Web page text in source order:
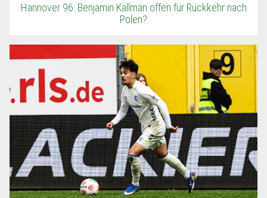
Hannover 96: Benjamin Källman offen für Rückkehr nach
Polen?